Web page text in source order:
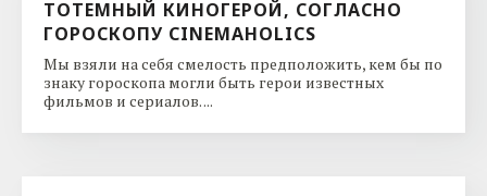
ТОТЕМНЫЙ КИНОГЕРОЙ, СОГЛАСНО
ГОРОСКОПУ CINEMAHOLICS
Мы взяли на себя смелость предположить, кем бы по
знаку гороскопа могли быть герои известных
фильмов и сериалов. ...